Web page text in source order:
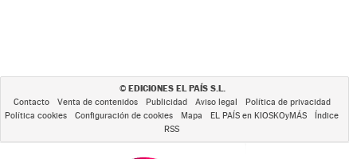
© EDICIONES EL PAÍS S.L.
Contacto Venta de contenidos Publicidad Aviso legal
Política de privacidad
Política cookies
Configuración de cookies Mapa EL PAÍS en KIOSKOyMÁS
Índice
RSS